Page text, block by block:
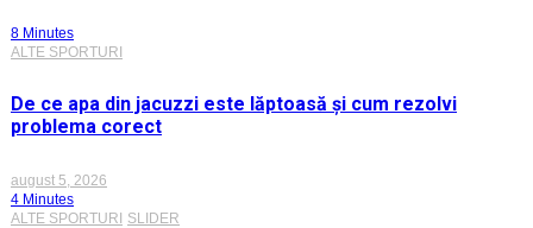
8 Minutes
ALTE SPORTURI
De ce apa din jacuzzi este lăptoasă și cum rezolvi
problema corect
august 5, 2026
4 Minutes
ALTE SPORTURI SLIDER